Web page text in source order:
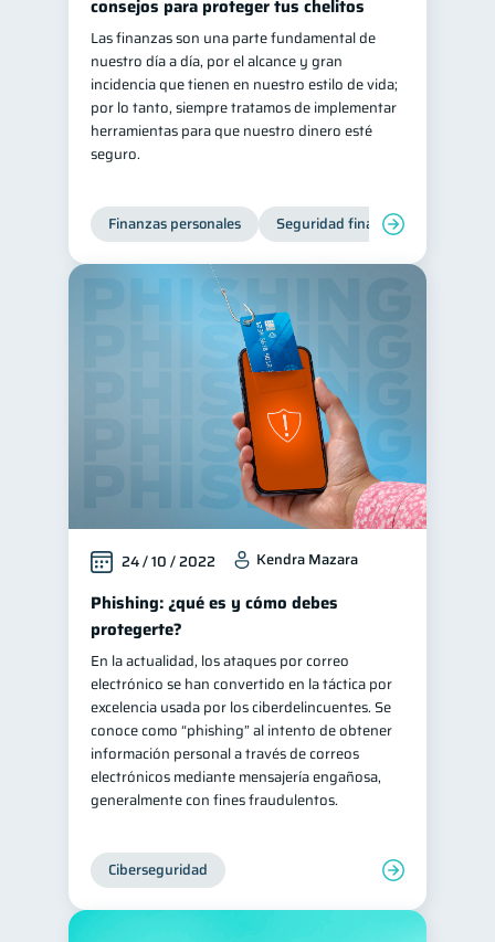
consejos para proteger tus chelitos
Las finanzas son una parte fundamental de
nuestro día a día, por el alcance y gran
incidencia que tienen en nuestro estilo de vida;
por lo tanto, siempre tratamos de implementar
herramientas para que nuestro dinero esté
seguro.
Finanzas personales Seguridad financiera
24 / 10 / 2022 Kendra Mazara
Phishing: ¿qué es y cómo debes
protegerte?
En la actualidad, los ataques por correo
electrónico se han convertido en la táctica por
excelencia usada por los ciberdelincuentes. Se
conoce como “phishing” al intento de obtener
información personal a través de correos
electrónicos mediante mensajería engañosa,
generalmente con fines fraudulentos.
Ciberseguridad